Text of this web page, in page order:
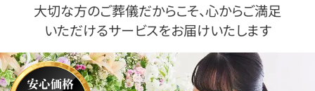
大切な方のご葬儀だからこそ、心からご満足
いただけるサービスをお届けいたします